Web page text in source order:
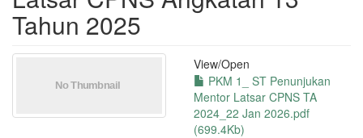
Tahun 2025
View/Open
PKM 1_ ST Penunjukan
Mentor Latsar CPNS TA
2024_22 Jan 2026.pdf
(699.4Kb)